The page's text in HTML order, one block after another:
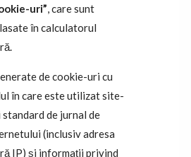
uri”, care sunt
în calculatorul
de cookie-uri cu
în care este utilizat site-
de jurnal de
(inclusiv adresa
IP) și informații privind